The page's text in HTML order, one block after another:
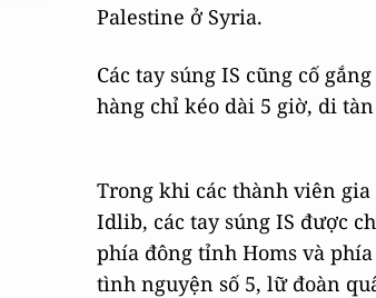
Palestine ở Syria.
Các tay súng IS cũng cố
hàng chỉ kéo dài 5 giờ, di
Trong khi các thành viên
Idlib, các tay súng IS được
phía đông tỉnh Homs và
tình nguyện số 5, lữ đoàn